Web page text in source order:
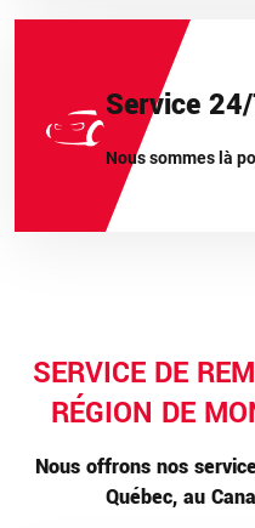
Service
Nous sommes là
SERVICE DE
RÉGION DE
Nous offrons nos
Québec, au